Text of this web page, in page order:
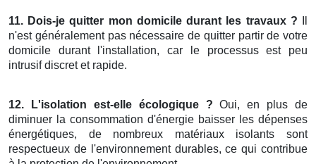
11. Dois-je quitter mon domicile durant les travaux ?
n'est généralement pas nécessaire de quitter partir de votre
domicile durant l'installation, car le processus est peu
intrusif discret et rapide.
12. L'isolation est-elle écologique ? Oui, en plus de
diminuer la consommation d'énergie baisser les dépenses
énergétiques, de nombreux matériaux isolants sont
respectueux de l'environnement durables, ce qui contribue